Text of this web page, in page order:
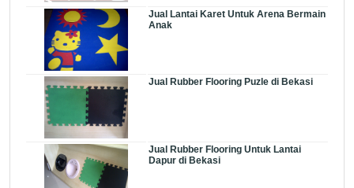
Jual Lantai Karet Untuk Arena Bermain
Anak
Jual Rubber Flooring Puzle di Bekasi
Jual Rubber Flooring Untuk Lantai
Dapur di Bekasi